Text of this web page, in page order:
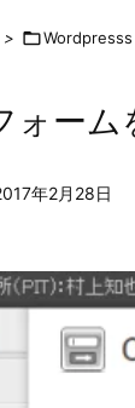
> Wordpresss
ォー
年2月28日